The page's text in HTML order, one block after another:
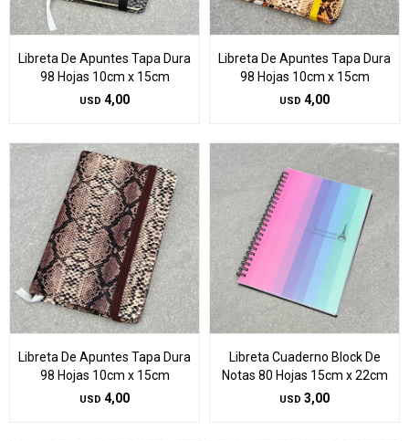
Libreta De Apuntes Tapa Dura
98 Hojas 10cm x 15cm
USD 4,00
Libreta De Apuntes Tapa Dura
98 Hojas 10cm x 15cm
USD 4,00
Libreta De Apuntes Tapa Dura
98 Hojas 10cm x 15cm
USD 4,00
Libreta Cuaderno Block De
Notas 80 Hojas 15cm x 22cm
USD 3,00